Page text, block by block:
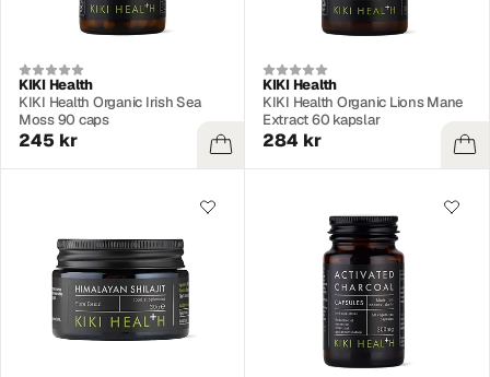
KIKI Health
KIKI Health Organic Irish Sea
Moss 90 caps
245 kr
KIKI Health
KIKI Health Organic Lions Mane
Extract 60 kapslar
284 kr